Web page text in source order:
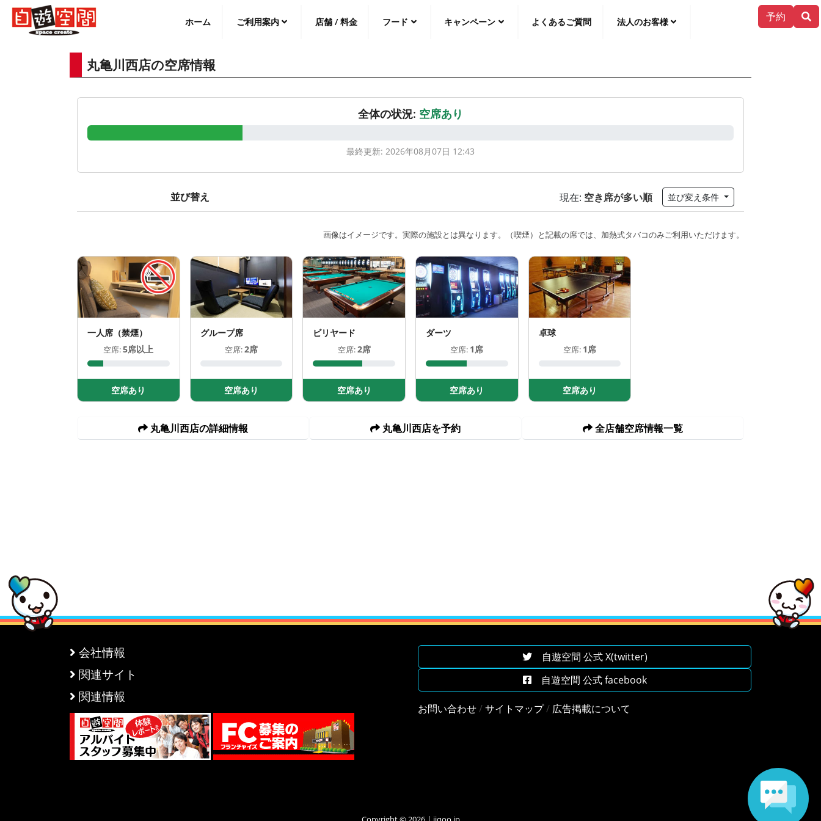
Skip
content
予約
ホーム ご利用案内 店舗 / 料金 フード キャンペーン よくあるご質問 法人のお客様
丸亀川西店の空席情報
全体の状況: 空席あり
最終更新: 2026年08月07日 12:43
並び替え 現在: 空き席が多い順 並び変え条件
画像はイメージです。実際の施設とは異なります。 （喫煙）と記載の席では、加熱式タバコのみご利用いただけます。
一人席（禁煙）
空席:5席以上
空席あり
グループ席
空席:2席
空席あり
ビリヤード
空席:2席
空席あり
ダーツ
空席: 1席
空席あり
卓球
空席: 1席
空席あり
丸亀川西店の詳細情報 丸亀川西店を予約 全店舗空席情報一覧
会社情報
関連サイト
関連情報
自遊空間 公式 X(twitter)
自遊空間 公式 facebook
お問い合わせ/サイトマップ/ 広告掲載について
English
日本語